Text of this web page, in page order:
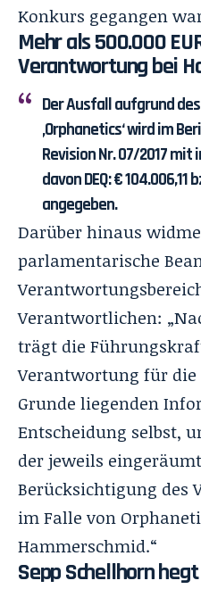
Konkurs gegangen
Mehr als 500.000
Verantwortung bei
Der Ausfall aufgrund
‚Orphanetics‘ wird im
Revision Nr. 07/2017 mit
davon DEQ: € 104.006,11
angegeben.
Darüber hinaus
parlamentarische
Verantwortlichen:
trägt die
Verantwortung für die
Grunde liegenden
Entscheidung selbst,
der jeweils
Berücksichtigung des
im Falle von
Hammerschmid.“
Sepp Schellhorn